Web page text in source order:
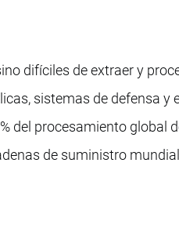
difíciles de extraer y
sistemas de defensa y
del procesamiento global
de suministro